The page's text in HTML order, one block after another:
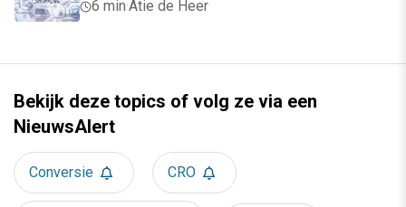
6 min·Atie de Heer
Bekijk deze topics of volg ze via een
NieuwsAlert
Conversie CRO